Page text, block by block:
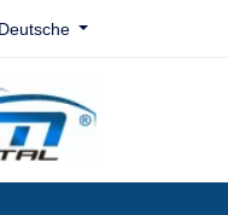
Deutsche